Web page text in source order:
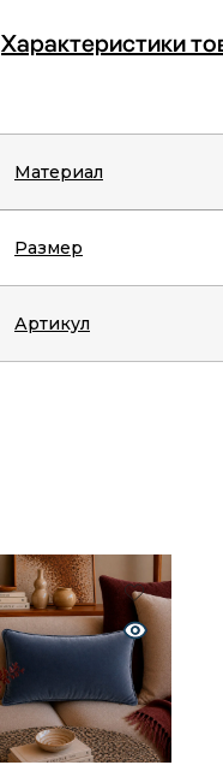
Характеристики
Материал
Размер
Артикул